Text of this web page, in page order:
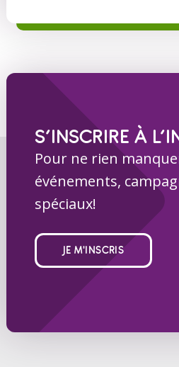
S’INSCRIRE À
Pour ne rien
événements,
spéciaux!
JE M'INSCRIS